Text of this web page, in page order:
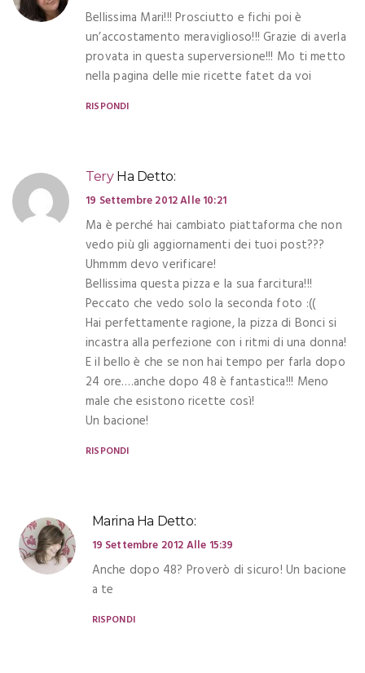
Bellissima Mari!!! Prosciutto e fichi poi è
un’accostamento meraviglioso!!! Grazie di averla
provata in questa superversione!!! Mo ti metto
nella pagina delle mie ricette fatet da voi
RISPONDI
Tery Ha Detto:
19 Settembre 2012 Alle 10:21
Ma è perché hai cambiato piattaforma che non
vedo più gli aggiornamenti dei tuoi post???
Uhmmm devo verificare!
Bellissima questa pizza e la sua farcitura!!!
Peccato che vedo solo la seconda foto :((
Hai perfettamente ragione, la pizza di Bonci si
incastra alla perfezione con i ritmi di una donna!
E il bello è che se non hai tempo per farla dopo
24 ore….anche dopo 48 è fantastica!!! Meno
male che esistono ricette così!
Un bacione!
RISPONDI
Marina Ha Detto:
19 Settembre 2012 Alle 15:39
Anche dopo 48? Proverò di sicuro! Un bacione
a te
RISPONDI